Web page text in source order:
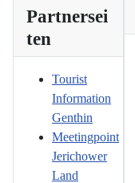
Partnersei
ten
Tourist
Information
Genthin
Meetingpoint
Jerichower
Land